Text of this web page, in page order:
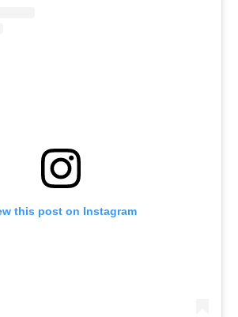
this post on Instagram